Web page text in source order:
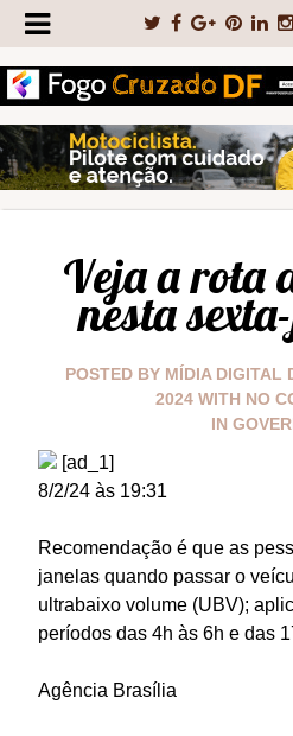
Veja a rota
nesta
POSTED BY MÍDIA DIGITAL
2024WITH NO
IN
[ad_1]
8/2/24 às 19:31
Recomendação é que as
janelas quando passar o
ultrabaixo volume (UBV);
períodos das 4h às 6h e das
Agência Brasília